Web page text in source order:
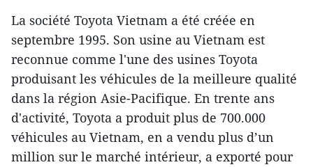
La société Toyota Vietnam a été créée en
septembre 1995. Son usine au Vietnam est
reconnue comme l'une des usines Toyota
produisant les véhicules de la meilleure qualité
dans la région Asie-Pacifique. En trente ans
d'activité, Toyota a produit plus de 700.000
véhicules au Vietnam, en a vendu plus d’un
million sur le marché intérieur, a exporté pour